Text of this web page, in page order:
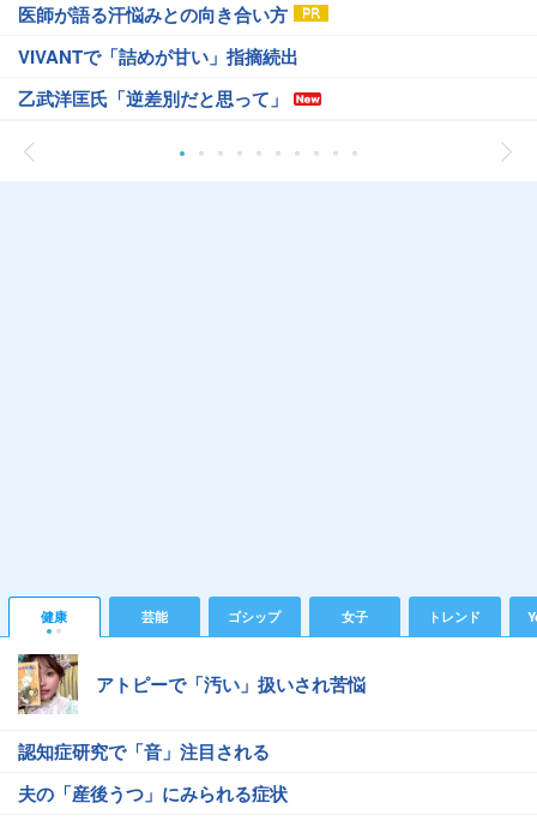
医師が語る汗悩みとの向き合い方
VIVANTで「詰めが甘い」指摘続出
乙武洋匡氏「逆差別だと思って」
健康 芸能 ゴシップ 女子 トレンド
アトピーで「汚い」扱いされ苦悩
認知症研究で「音」注目される
夫の「産後うつ」にみられる症状